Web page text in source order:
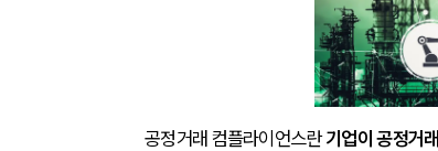
공정거래 컴플라이언스란 기업이 공정거